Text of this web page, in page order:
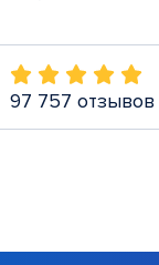
97 757 отзывов